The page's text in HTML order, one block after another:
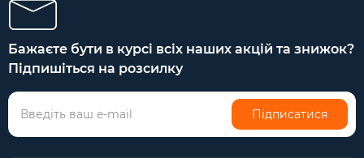
Бажаєте бути в курсі всіх наших акцій та знижок?
Підпишіться на розсилку
Підписатися